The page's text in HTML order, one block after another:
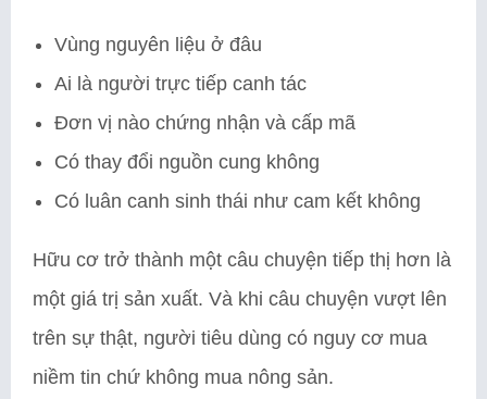
Vùng nguyên liệu ở đâu
Ai là người trực tiếp canh tác
Đơn vị nào chứng nhận và cấp mã
Có thay đổi nguồn cung không
Có luân canh sinh thái như cam kết không
Hữu cơ trở thành một câu chuyện tiếp thị hơn là
một giá trị sản xuất. Và khi câu chuyện vượt lên
trên sự thật, người tiêu dùng có nguy cơ mua
niềm tin chứ không mua nông sản.